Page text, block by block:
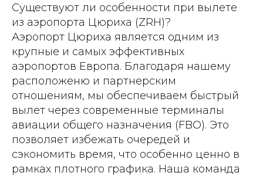
Существуют ли особенности при вылете
из аэропорта Цюриха (ZRH)?
Аэропорт Цюриха является одним из
крупные и самых эффективных
аэропортов Европа. Благодаря нашему
расположеню и партнерским
отношениям, мы обеспечиваем быстрый
вылет через современные терминалы
авиации общего назначения (FBO). Это
позволяет избежать очередей и
сэкономить время, что особенно ценно в
рамках плотного графика. Наша команда